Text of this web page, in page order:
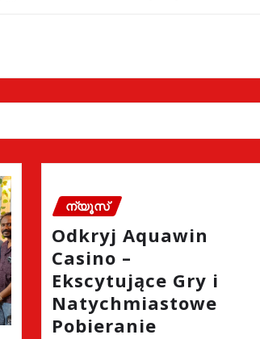
ന്യൂസ്
Odkryj Aquawin
Casino –
Ekscytujące Gry i
Natychmiastowe
Pobieranie